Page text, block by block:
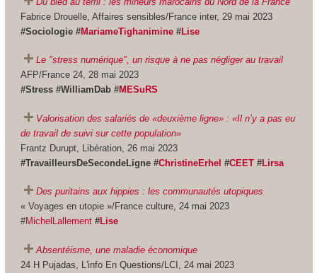
Fabrice Drouelle, Affaires sensibles/France inter, 29 mai 2023
#Sociologie #MariameTighanimine#Lise
Le "stress numérique", un risque à ne pas négliger au travail
AFP/France 24, 28 mai 2023
#Stress #WilliamDab #MESuRS
Valorisation des salariés de «deuxième ligne» : «Il n’y a pas eu
de travail de suivi sur cette population»
Frantz Durupt, Libération, 26 mai 2023
#TravailleursDeSecondeLigne #ChristineErhel #CEET#Lirsa
Des puritains aux hippies : les communautés utopiques
« Voyages en utopie »/France culture, 24 mai 2023
#MichelLallement#Lise
Absentéisme, une maladie économique
24 H Pujadas, L'info En Questions/LCI, 24 mai 2023